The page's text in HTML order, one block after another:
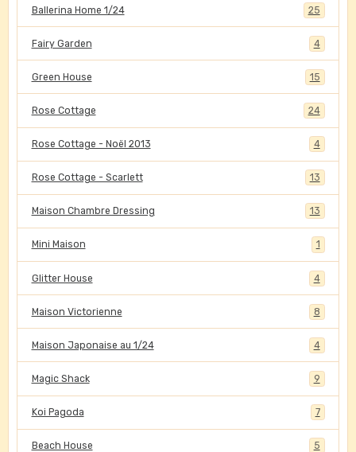
Ballerina Home 1/24 25
Fairy Garden 4
Green House 15
Rose Cottage 24
Rose Cottage - Noël 2013 4
Rose Cottage - Scarlett 13
Maison Chambre Dressing 13
Mini Maison 1
Glitter House 4
Maison Victorienne 8
Maison Japonaise au 1/24 4
Magic Shack 9
Koi Pagoda 7
Beach House 5